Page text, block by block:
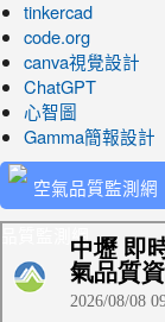
tinkercad
code.org
canva視覺設計
ChatGPT
心智圖
Gamma簡報設計
品質監測網